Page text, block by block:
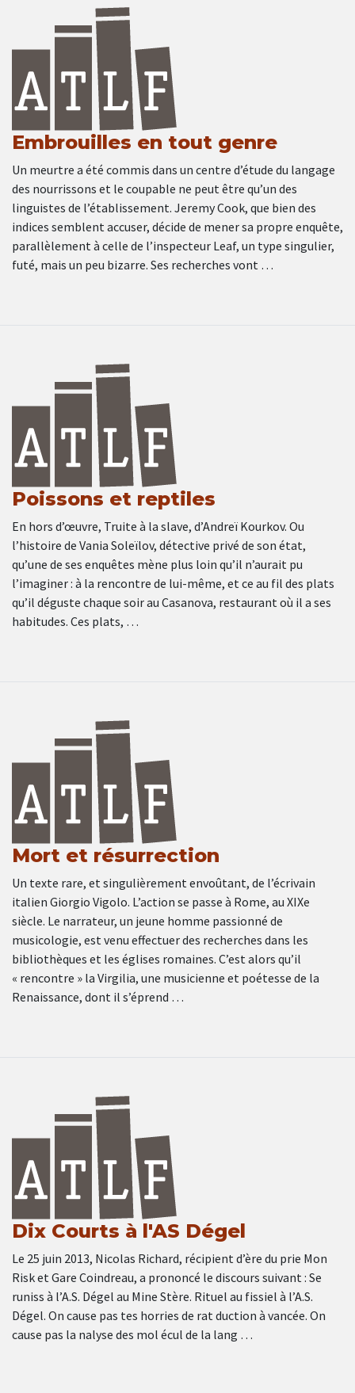
Embrouilles en tout genre
Un meurtre a été commis dans un centre d’étude du langage
des nourrissons et le coupable ne peut être qu’un des
linguistes de l’établissement. Jeremy Cook, que bien des
indices semblent accuser, décide de mener sa propre enquête,
parallèlement à celle de l’inspecteur Leaf, un type singulier,
futé, mais un peu bizarre. Ses recherches vont …
Poissons et reptiles
En hors d’œuvre, Truite à la slave, d’Andreï Kourkov. Ou
l’histoire de Vania Soleïlov, détective privé de son état,
qu’une de ses enquêtes mène plus loin qu’il n’aurait pu
l’imaginer : à la rencontre de lui-même, et ce au fil des plats
qu’il déguste chaque soir au Casanova, restaurant où il a ses
habitudes. Ces plats, …
Mort et résurrection
Un texte rare, et singulièrement envoûtant, de l’écrivain
italien Giorgio Vigolo. L’action se passe à Rome, au XIXe
siècle. Le narrateur, un jeune homme passionné de
musicologie, est venu effectuer des recherches dans les
bibliothèques et les églises romaines. C’est alors qu’il
« rencontre » la Virgilia, une musicienne et poétesse de la
Renaissance, dont il s’éprend …
Dix Courts à l'AS Dégel
Le 25 juin 2013, Nicolas Richard, récipient d’ère du prie Mon
Risk et Gare Coindreau, a prononcé le discours suivant : Se
runiss à l’A.S. Dégel au Mine Stère. Rituel au fissiel à l’A.S.
Dégel. On cause pas tes horries de rat duction à vancée. On
cause pas la nalyse des mol écul de la lang …